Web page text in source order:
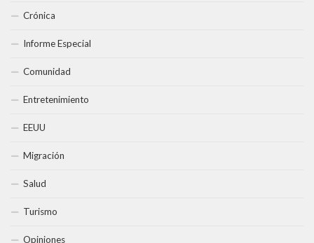
Crónica
Informe Especial
Comunidad
Entretenimiento
EEUU
Migración
Salud
Turismo
Opiniones